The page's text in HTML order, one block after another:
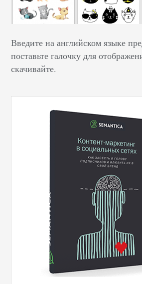
Введите на английском языке
поставьте галочку для
скачивайте.